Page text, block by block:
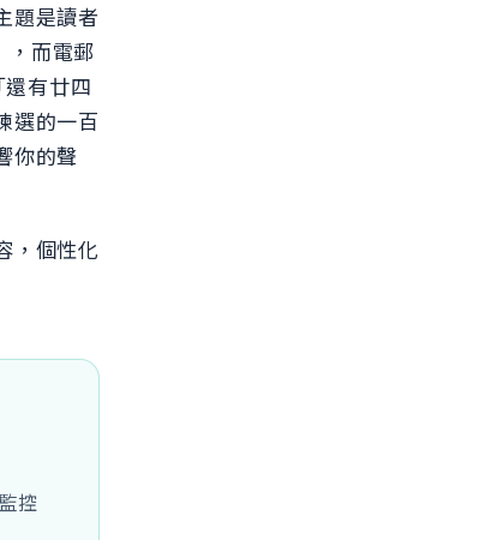
題是讀者
而電郵
有廿四
選的一百
你的聲
，個性化
控